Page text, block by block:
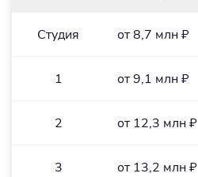
Студия от 8,7 млн ₽
1 от 9,1 млн ₽
2 от 12,3 млн ₽
3 от 13,2 млн ₽